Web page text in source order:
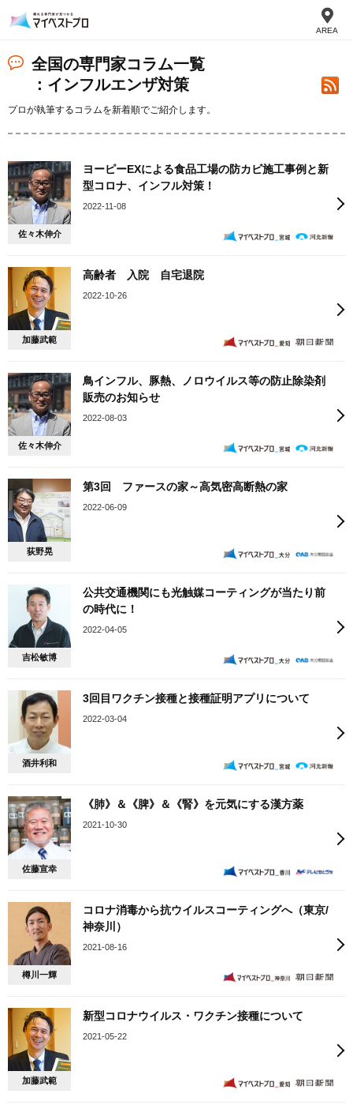
AREA
全国の専門家コラム一覧
：インフルエンザ対策
プロが執筆するコラムを新着順でご紹介します。
佐々木伸介
ヨーピーEXによる食品工場の防カビ施工事例と新
型コロナ、インフル対策！
2022-11-08
加藤武範
高齢者 入院 自宅退院
2022-10-26
佐々木伸介
鳥インフル、豚熱、ノロウイルス等の防止除染剤
販売のお知らせ
2022-08-03
荻野晃
第3回 ファースの家～高気密高断熱の家
2022-06-09
吉松敏博
公共交通機関にも光触媒コーティングが当たり前
の時代に！
2022-04-05
酒井利和
3回目ワクチン接種と接種証明アプリについて
2022-03-04
佐藤宣幸
《肺》＆《脾》＆《腎》を元気にする漢方薬
2021-10-30
樽川一輝
コロナ消毒から抗ウイルスコーティングへ（東京/
神奈川）
2021-08-16
加藤武範
新型コロナウイルス・ワクチン接種について
2021-05-22